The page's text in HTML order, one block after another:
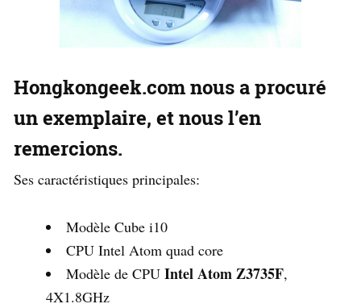
Hongkongeek.com nous a procuré
un exemplaire, et nous l’en
remercions.
Ses caractéristiques principales:
Modèle Cube i10
CPU Intel Atom quad core
Modèle de CPU Intel Atom Z3735F,
4X1.8GHz